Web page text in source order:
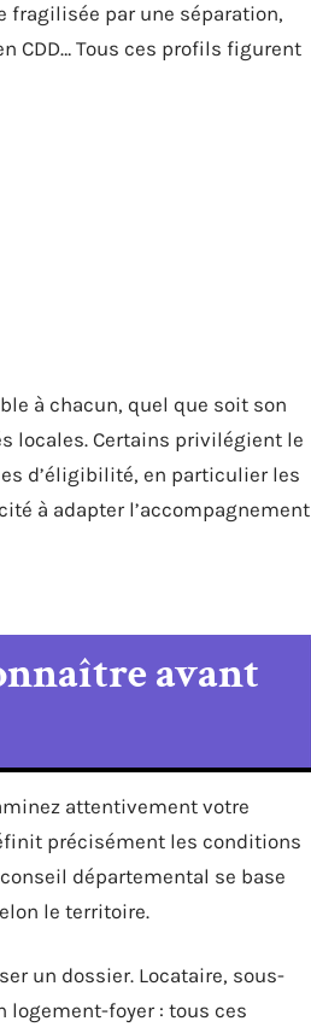
fragilisée par une séparation,
CDD… Tous ces profils figurent
à chacun, quel que soit son
locales. Certains privilégient le
d’éligibilité, en particulier les
à adapter l’accompagnement
avant
attentivement votre
précisément les conditions
départemental se base
le territoire.
un dossier. Locataire, sous-
logement-foyer : tous ces